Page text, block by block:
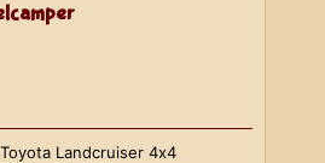
Toyota Landcruiser 4x4